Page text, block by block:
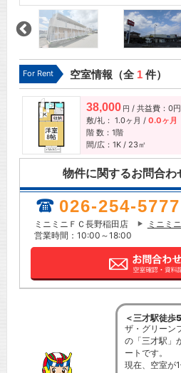
For Rent 空室情報（全 1件）
38,000 円 / 共益費：0円
敷/礼： 1.0ヶ月 / 0.0ヶ月
階 数：1階
間/広：1K / 23㎡
物件に関するお問合わ
026-254-5777
ミニミニＦＣ長野稲田店
ミニミ
営業時間：10:00～18:00
＜三才駅徒
ザ・グリーン
の「三才駅」
ートです。
現在、空室が1